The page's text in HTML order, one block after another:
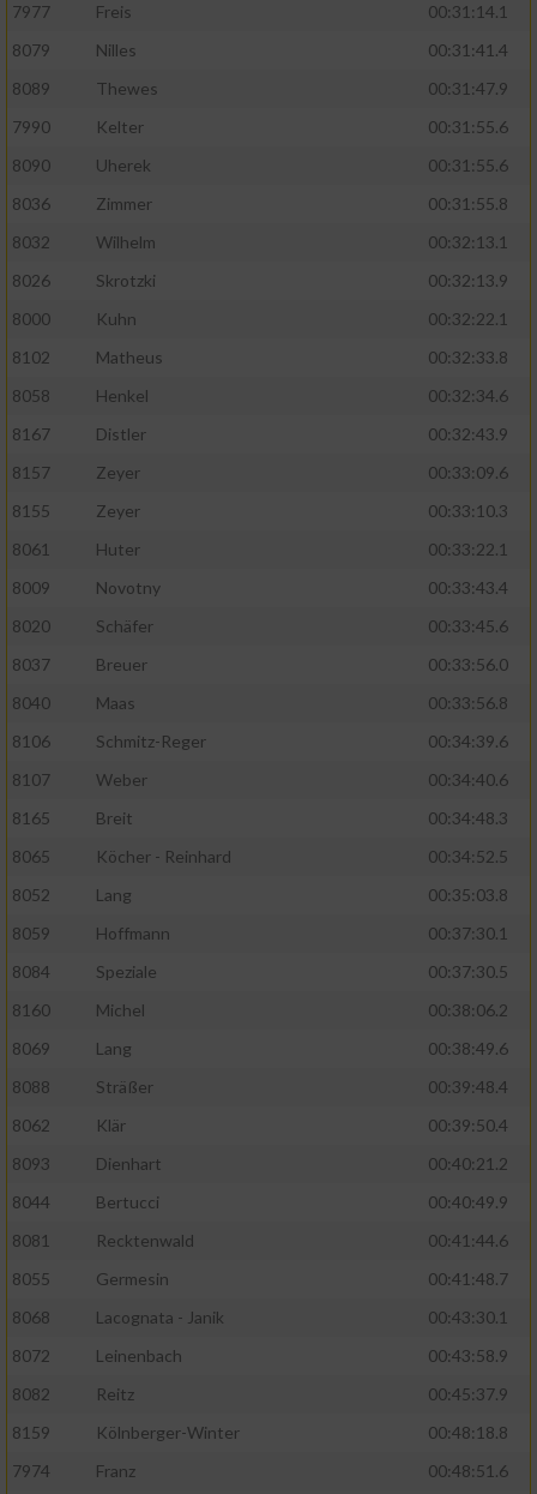
7977 Freis
00:31:14.1
8079
Nilles
00:31:41.4
8089
Thewes
00:31:47.9
7990
Kelter
00:31:55.6
8090
Uherek
00:31:55.6
8036
Zimmer
00:31:55.8
8032
Wilhelm
00:32:13.1
8026
Skrotzki
00:32:13.9
8000
Kuhn
00:32:22.1
8102
Matheus
00:32:33.8
8058
Henkel
00:32:34.6
8167
Distler
00:32:43.9
8157
Zeyer
00:33:09.6
8155
Zeyer
00:33:10.3
8061
Huter
00:33:22.1
8009
Novotny
00:33:43.4
8020
Schäfer
00:33:45.6
8037
Breuer
00:33:56.0
8040
Maas
00:33:56.8
8106
Schmitz-Reger
00:34:39.6
8107
Weber
00:34:40.6
8165
Breit
00:34:48.3
8065
Köcher - Reinhard
00:34:52.5
8052
Lang
00:35:03.8
8059
Hoffmann
00:37:30.1
8084
Speziale
00:37:30.5
8160
Michel
00:38:06.2
8069
Lang
00:38:49.6
8088
Sträßer
00:39:48.4
8062
Klär
00:39:50.4
8093
Dienhart
00:40:21.2
8044
Bertucci
00:40:49.9
8081
Recktenwald
00:41:44.6
8055
Germesin
00:41:48.7
8068
Lacognata - Janik
00:43:30.1
8072
Leinenbach
00:43:58.9
8082
Reitz
00:45:37.9
8159
Kölnberger-Winter
00:48:18.8
7974
Franz
00:48:51.6